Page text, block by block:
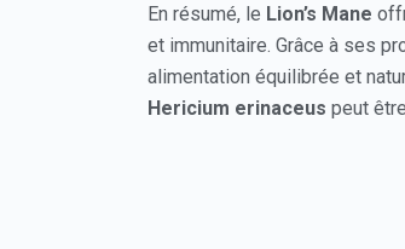
En résumé, le Lion’s Mane
et immunitaire. Grâce à ses
alimentation équilibrée et
Hericium erinaceus peut